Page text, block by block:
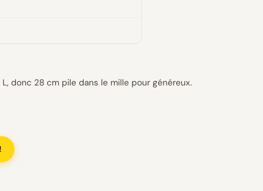
donc 28 cm pile dans le mille pour généreux.